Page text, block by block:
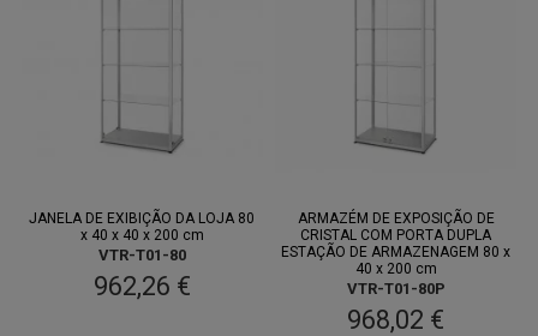
JANELA DE EXIBIÇÃO DA LOJA 80
x 40 x 40 x 200 cm
VTR-T01-80
962,26 €
ARMAZÉM DE EXPOSIÇÃO DE
CRISTAL COM PORTA DUPLA
ESTAÇÃO DE ARMAZENAGEM 80 x
40 x 200 cm
VTR-T01-80P
968,02 €